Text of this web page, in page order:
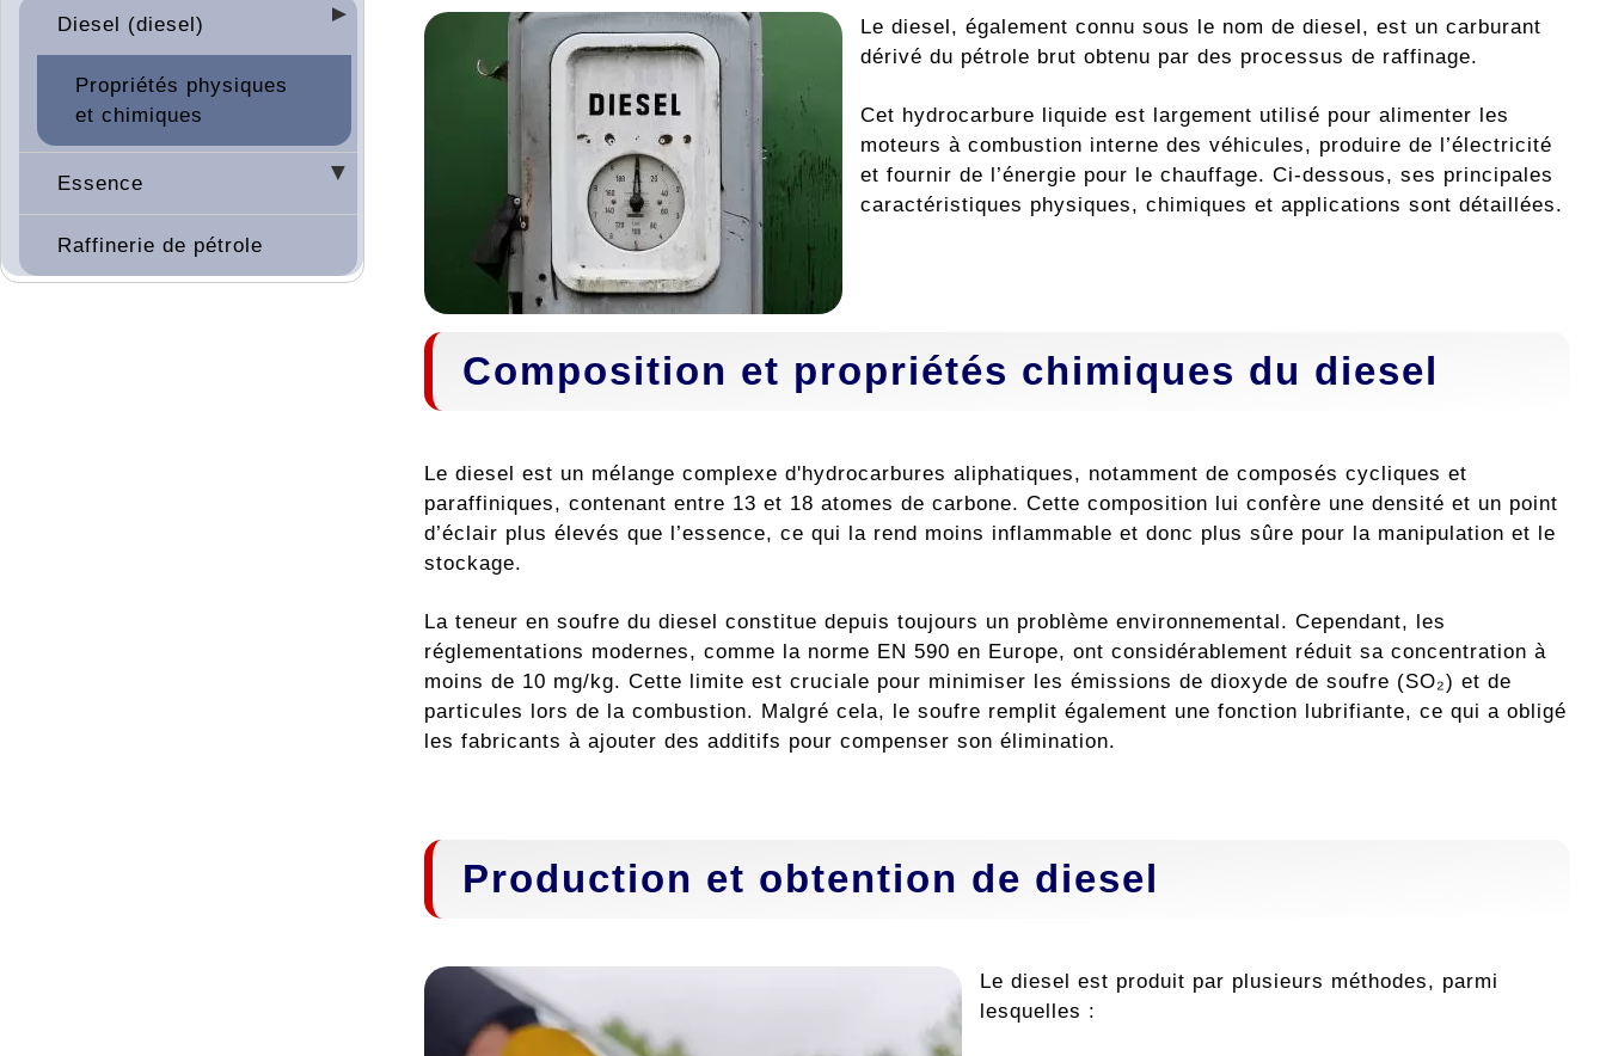
Diesel (diesel)
Propriétés physiques
et chimiques
Essence
Raffinerie de pétrole
Le diesel, également connu sous le nom de diesel, est un carburant
dérivé du pétrole brut obtenu par des processus de raffinage.
Cet hydrocarbure liquide est largement utilisé pour alimenter les
moteurs à combustion interne des véhicules, produire de l’électricité
et fournir de l’énergie pour le chauffage. Ci-dessous, ses principales
caractéristiques physiques, chimiques et applications sont détaillées.
Composition et propriétés chimiques du diesel
Le diesel est un mélange complexe d'hydrocarbures aliphatiques, notamment de composés cycliques et
paraffiniques, contenant entre 13 et 18 atomes de carbone. Cette composition lui confère une densité et un point
d’éclair plus élevés que l’essence, ce qui la rend moins inflammable et donc plus sûre pour la manipulation et le
stockage.
La teneur en soufre du diesel constitue depuis toujours un problème environnemental. Cependant, les
réglementations modernes, comme la norme EN 590 en Europe, ont considérablement réduit sa concentration à
moins de 10 mg/kg. Cette limite est cruciale pour minimiser les émissions de dioxyde de soufre (SO₂) et de
particules lors de la combustion. Malgré cela, le soufre remplit également une fonction lubrifiante, ce qui a obligé
les fabricants à ajouter des additifs pour compenser son élimination.
Production et obtention de diesel
Le diesel est produit par plusieurs méthodes, parmi
lesquelles :